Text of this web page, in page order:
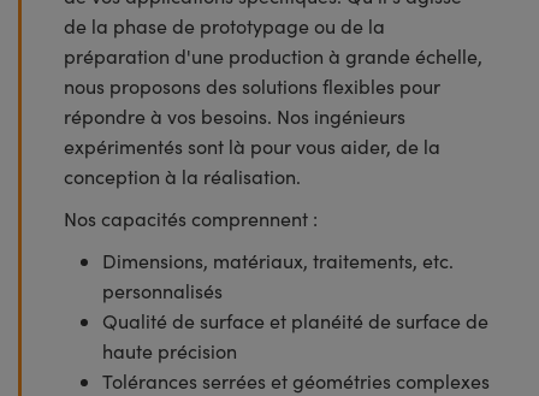
de la phase de prototypage ou de la
préparation d'une production à grande échelle,
nous proposons des solutions flexibles pour
répondre à vos besoins. Nos ingénieurs
expérimentés sont là pour vous aider, de la
conception à la réalisation.
Nos capacités comprennent :
Dimensions, matériaux, traitements, etc.
personnalisés
Qualité de surface et planéité de surface de
haute précision
Tolérances serrées et géométries complexes